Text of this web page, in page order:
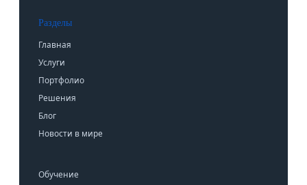
Разделы
Главная
Услуги
Портфолио
Решения
Блог
Новости в мире
Обучение